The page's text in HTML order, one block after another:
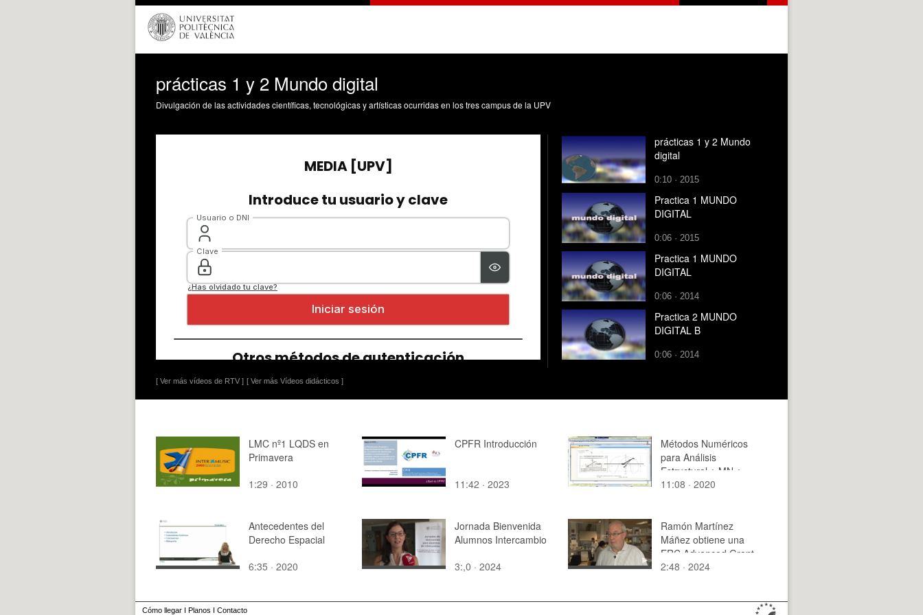
prácticas 1 y 2 Mundo digital
Divulgación de las actividades científicas, tecnológicas y artísticas ocurridas en los tres campus de la UPV
[ Ver más vídeos de RTV ] [ Ver más Vídeos didácticos ]
prácticas 1 y 2 Mundo
digital
0:10 · 2015
Practica 1 MUNDO
DIGITAL
0:06 · 2015
Practica 1 MUNDO
DIGITAL
0:06 · 2014
Practica 2 MUNDO
DIGITAL B
0:06 · 2014
LMC nº1 LQDS en
Primavera
1:29 · 2010
CPFR Introducción
11:42 · 2023
Métodos Numéricos
para Análisis
Estructural ¿ MN ¿
2020 ¿ Clase 12 ¿
11:08 · 2020
Antecedentes del
Derecho Espacial
6:35 · 2020
Jornada Bienvenida
Alumnos Intercambio
3:,0 · 2024
Ramón Martínez
Máñez obtiene una
ERC Advanced Grant
2:48 · 2024
Cómo llegar I Planos I Contacto